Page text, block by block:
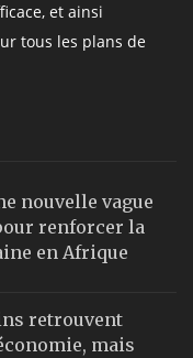
et ainsi
tous les plans de
nouvelle vague
renforcer la
en Afrique
retrouvent
mais